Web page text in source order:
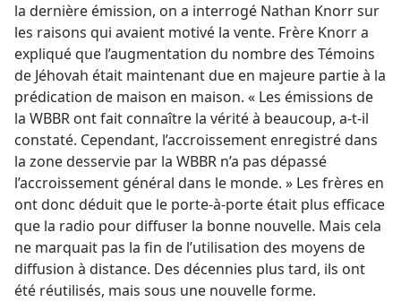
la dernière émission, on a interrogé Nathan Knorr sur
les raisons qui avaient motivé la vente. Frère Knorr a
expliqué que l’augmentation du nombre des Témoins
de Jéhovah était maintenant due en majeure partie à la
prédication de maison en maison. « Les émissions de
la WBBR ont fait connaître la vérité à beaucoup, a-​t-​il
constaté. Cependant, l’accroissement enregistré dans
la zone desservie par la WBBR n’a pas dépassé
l’accroissement général dans le monde. » Les frères en
ont donc déduit que le porte-à-porte était plus efficace
que la radio pour diffuser la bonne nouvelle. Mais cela
ne marquait pas la fin de l’utilisation des moyens de
diffusion à distance. Des décennies plus tard, ils ont
été réutilisés, mais sous une nouvelle forme.